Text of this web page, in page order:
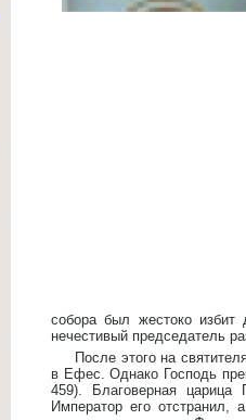
собора был жестоко
нечестивый председатель
После этого на
в Ефес. Однако Господь
459). Благоверная царица
Император его